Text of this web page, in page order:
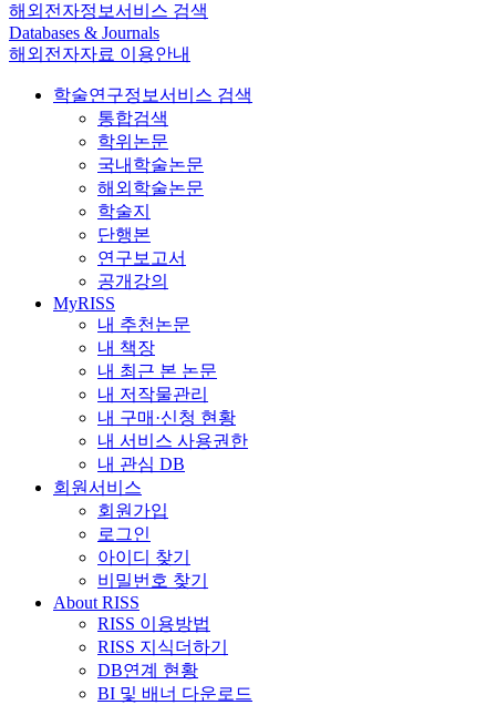
해외전자정보서비스 검색
Databases & Journals
해외전자자료 이용안내
학술연구정보서비스 검색
통합검색
학위논문
국내학술논문
해외학술논문
학술지
단행본
연구보고서
공개강의
MyRISS
내 추천논문
내 책장
내 최근 본 논문
내 저작물관리
내 구매·신청 현황
내 서비스 사용권한
내 관심 DB
회원서비스
회원가입
로그인
아이디 찾기
비밀번호 찾기
About RISS
RISS 이용방법
RISS 지식더하기
DB연계 현황
BI 및 배너 다운로드